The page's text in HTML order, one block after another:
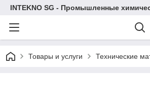
INTEKNO SG - Промышленные
Товары и услуги Технические